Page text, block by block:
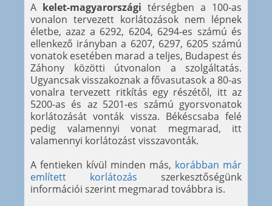
A kelet-magyarországi térségben a 100-as
vonalon tervezett korlátozások nem lépnek
életbe, azaz a 6292, 6204, 6294-es számú és
ellenkező irányban a 6207, 6297, 6205 számú
vonatok esetében marad a teljes, Budapest és
Záhony közötti útvonalon a szolgáltatás.
Ugyancsak visszakoznak a fővasutasok a 80-as
vonalra tervezett ritkítás egy részétől, itt az
5200-as és az 5201-es számú gyorsvonatok
korlátozását vonták vissza. Békéscsaba felé
pedig valamennyi vonat megmarad, itt
valamennyi korlátozást visszavonták.
A fentieken kívül minden más, korábban már
említett korlátozás szerkesztőségünk
információi szerint megmarad továbbra is.